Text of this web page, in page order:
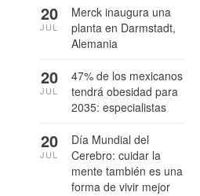
Merck inaugura una
planta en Darmstadt,
Alemania
20
JUL
47% de los mexicanos
tendrá obesidad para
2035: especialistas
20
JUL
Día Mundial del
Cerebro: cuidar la
mente también es una
forma de vivir mejor
20
JUL